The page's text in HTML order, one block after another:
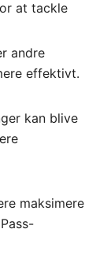
at tackle
andre
effektivt.
kan blive
maksimere